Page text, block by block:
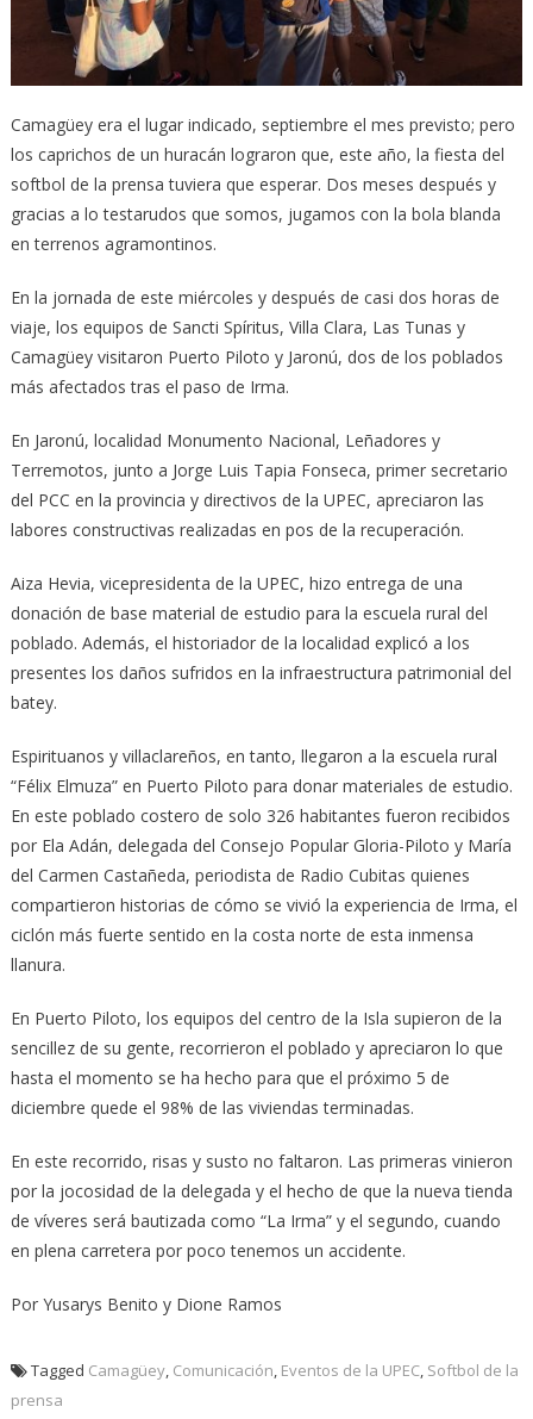
Camagüey era el lugar indicado, septiembre el mes previsto; pero
los caprichos de un huracán lograron que, este año, la fiesta del
softbol de la prensa tuviera que esperar. Dos meses después y
gracias a lo testarudos que somos, jugamos con la bola blanda
en terrenos agramontinos.
En la jornada de este miércoles y después de casi dos horas de
viaje, los equipos de Sancti Spíritus, Villa Clara, Las Tunas y
Camagüey visitaron Puerto Piloto y Jaronú, dos de los poblados
más afectados tras el paso de Irma.
En Jaronú, localidad Monumento Nacional, Leñadores y
Terremotos, junto a Jorge Luis Tapia Fonseca, primer secretario
del PCC en la provincia y directivos de la UPEC, apreciaron las
labores constructivas realizadas en pos de la recuperación.
Aiza Hevia, vicepresidenta de la UPEC, hizo entrega de una
donación de base material de estudio para la escuela rural del
poblado. Además, el historiador de la localidad explicó a los
presentes los daños sufridos en la infraestructura patrimonial del
batey.
Espirituanos y villaclareños, en tanto, llegaron a la escuela rural
“Félix Elmuza” en Puerto Piloto para donar materiales de estudio.
En este poblado costero de solo 326 habitantes fueron recibidos
por Ela Adán, delegada del Consejo Popular Gloria-Piloto y María
del Carmen Castañeda, periodista de Radio Cubitas quienes
compartieron historias de cómo se vivió la experiencia de Irma, el
ciclón más fuerte sentido en la costa norte de esta inmensa
llanura.
En Puerto Piloto, los equipos del centro de la Isla supieron de la
sencillez de su gente, recorrieron el poblado y apreciaron lo que
hasta el momento se ha hecho para que el próximo 5 de
diciembre quede el 98% de las viviendas terminadas.
En este recorrido, risas y susto no faltaron. Las primeras vinieron
por la jocosidad de la delegada y el hecho de que la nueva tienda
de víveres será bautizada como “La Irma” y el segundo, cuando
en plena carretera por poco tenemos un accidente.
Por Yusarys Benito y Dione Ramos
Tagged Camagüey, Comunicación, Eventos de la UPEC, Softbol de la
prensa